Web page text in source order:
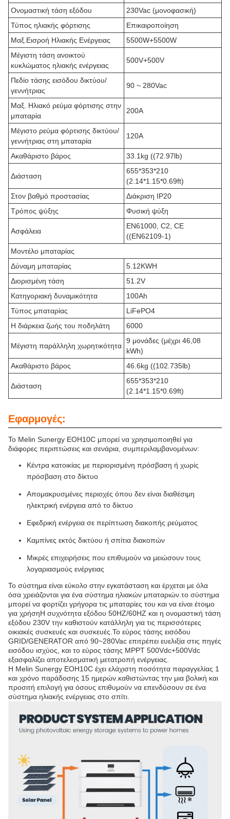
Ονομαστική τάση εξόδου
230Vac (μονοφασική)
Τύπος ηλιακής φόρτισης
Επικαιροποίηση
Μαξ.Εισροή Ηλιακής Ενέργειας
5500W+5500W
Μέγιστη τάση ανοικτού
κυκλώματος ηλιακής ενέργειας
500V+500V
Πεδίο τάσης εισόδου δικτύου/
γεννήτριας
90 ~ 280Vac
Μαξ. Ηλιακό ρεύμα φόρτισης στην
μπαταρία
200A
Μέγιστο ρεύμα φόρτισης δικτύου/
γεννήτριας στη μπαταρία
120Α
Ακαθάριστο βάρος 33.1kg ((72.97lb)
Διάσταση
655*353*210
(2.14*1.15*0.69ft)
Στον βαθμό προστασίας
Διάκριση IP20
Τρόπος ψύξης
Φυσική ψύξη
Ασφάλεια
EN61000, C2, CE
((EN62109-1)
Μοντέλο μπαταρίας
Δύναμη μπαταρίας
5.12KWH
Διορισμένη τάση
51.2V
Κατηγοριακή δυναμικότητα
100Ah
Τύπος μπαταρίας
LiFePO4
Η διάρκεια ζωής του ποδηλάτη
6000
Μέγιστη παράλληλη χωρητικότητα
9 μονάδες (μέχρι 46,08
kWh)
Ακαθάριστο βάρος
46.6kg ((102.735lb)
Διάσταση
655*353*210
(2.14*1.15*0.69ft)
Εφαρμογές:
Το Melin Sunergy EOH10C μπορεί να χρησιμοποιηθεί για
διάφορες περιπτώσεις και σενάρια, συμπεριλαμβανομένων:
Κέντρα κατοικίας με περιορισμένη πρόσβαση ή χωρίς
πρόσβαση στο δίκτυο
Απομακρυσμένες περιοχές όπου δεν είναι διαθέσιμη
ηλεκτρική ενέργεια από το δίκτυο
Εφεδρική ενέργεια σε περίπτωση διακοπής ρεύματος
Καμπίνες εκτός δικτύου ή σπίτια διακοπών
Μικρές επιχειρήσεις που επιθυμούν να μειώσουν τους
λογαριασμούς ενέργειας
Το σύστημα είναι εύκολο στην εγκατάσταση και έρχεται με όλα
όσα χρειάζονται για ένα σύστημα ηλιακών μπαταριών.το σύστημα
μπορεί να φορτίζει γρήγορα τις μπαταρίες του και να είναι έτοιμο
για χρήσηΗ συχνότητα εξόδου 50HZ/60HZ και η ονομαστική τάση
εξόδου 230V την καθιστούν κατάλληλη για τις περισσότερες
οικιακές συσκευές και συσκευές.Το εύρος τάσης εισόδου
GRID/GENERATOR από 90~280Vac επιτρέπει ευελιξία στις πηγές
εισόδου ισχύος, και το εύρος τάσης MPPT 500Vdc+500Vdc
εξασφαλίζει αποτελεσματική μετατροπή ενέργειας.
Η Melin Sunergy EOH10C έχει ελάχιστη ποσότητα παραγγελίας 1
και χρόνο παράδοσης 15 ημερών.καθιστώντας την μια βολική και
προσιτή επιλογή για όσους επιθυμούν να επενδύσουν σε ένα
σύστημα ηλιακής ενέργειας στο σπίτι.